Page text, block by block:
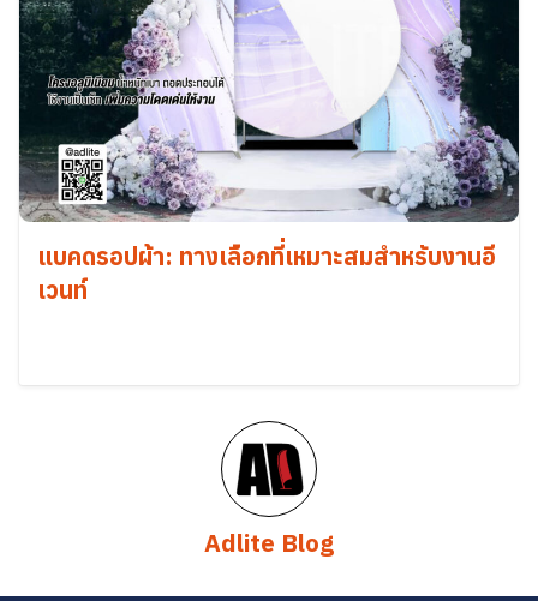
แบคดรอปผ้า: ทางเลือกที่เหมาะสมสำหรับงานอี
เวนท์
Adlite Blog